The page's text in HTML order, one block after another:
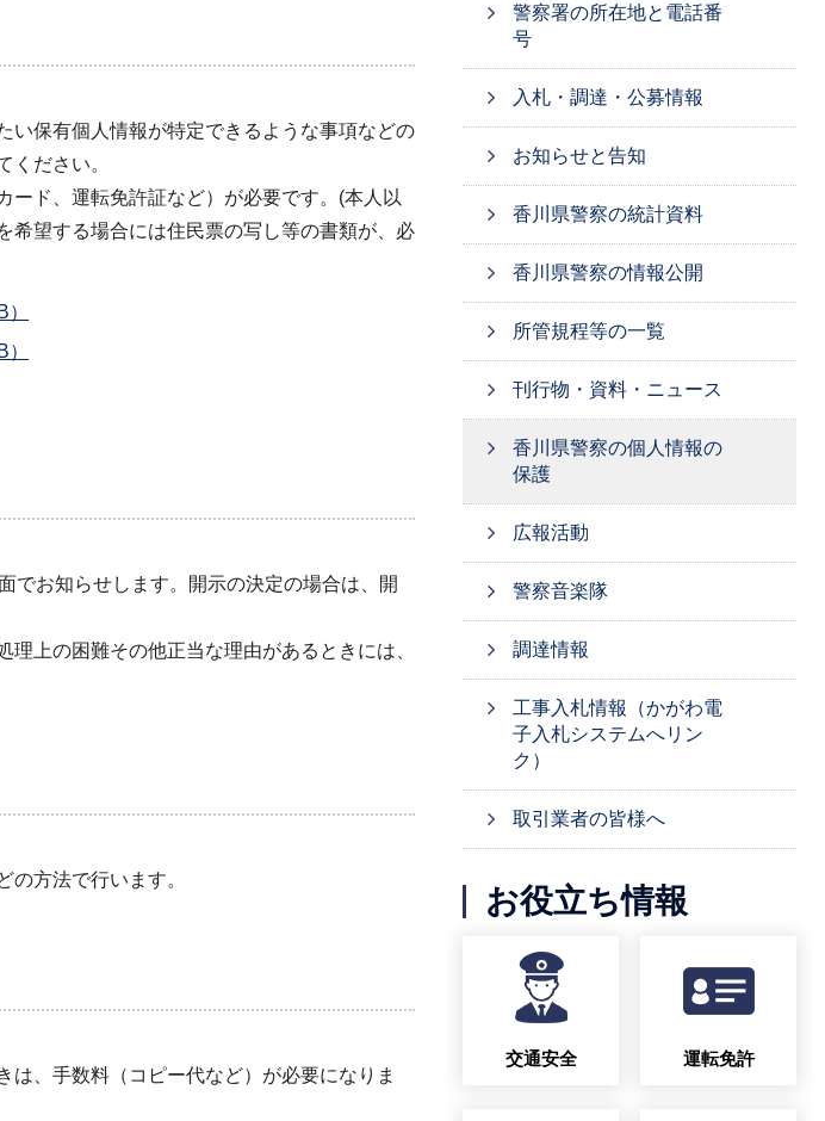
い保有個人情報が特定できるような事項などの
ください。
ード、運転免許証など）が必要です。(本人以
希望する場合には住民票の写し等の書類が、必
でお知らせします。開示の決定の場合は、開
上の困難その他正当な理由があるときには、
方法で行います。
、手数料（コピー代など）が必要になりま
警察署の所在地と電話番
号
入札・調達・公募情報
お知らせと告知
香川県警察の統計資料
香川県警察の情報公開
所管規程等の一覧
刊行物・資料・ニュース
香川県警察の個人情報の
保護
広報活動
警察音楽隊
調達情報
工事入札情報（かがわ電
子入札システムへリン
ク）
取引業者の皆様へ
お役立ち情報
交通安全 運転免許